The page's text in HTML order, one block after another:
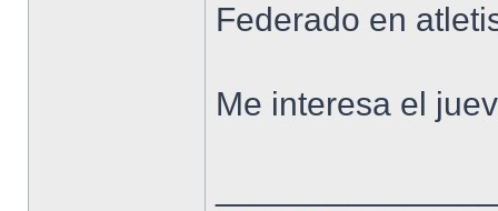
Federado en
Me interesa el